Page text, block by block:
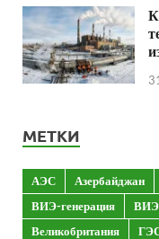
МЕТКИ
АЭС Азербайджан
ВИЭ-генерация
ВИЭ
Великобритания